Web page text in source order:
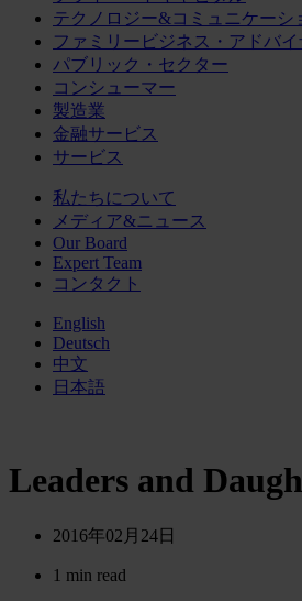
テクノロジー&コミュニケーシ
ファミリービジネス・アドバ
パブリック・セクター
コンシューマー
製造業
金融サービス
サービス
私たちについて
メディア&ニュース
Our Board
Expert Team
コンタクト
English
Deutsch
中文
日本語
Leaders and
2016年02月24日
1 min read